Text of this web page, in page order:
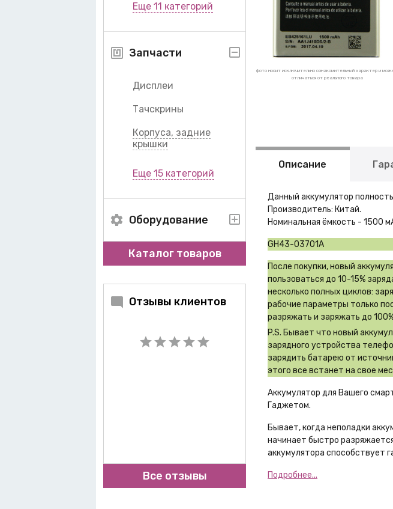
Еще 11 категорий
Запчасти
Дисплеи
Тачскрины
Корпуса, задние
крышки
Еще 15 категорий
Оборудование
Каталог товаров
Отзывы клиентов
Все отзывы
фото носит исключительно ознакомительный характер и
отличаться от реального товара
Описание
Данный аккумулятор
Производитель: Китай.
Номинальная ёмкость - 1500
GH43-03701A
После покупки, новый
пользоваться до 10-15%
несколько полных циклов:
рабочие параметры только
разряжать и заряжать до
P.S. Бывает что новый
зарядного устройства
зарядить батарею от
этого все встанет на свое
Аккумулятор для Вашего
Гаджетом.
Бывает, когда неполадки
начинает быстро
аккумулятора способствует
Подробнее...